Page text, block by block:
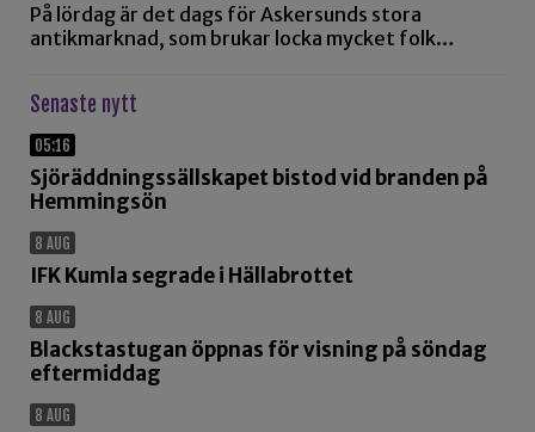
På lördag är det dags för Askersunds stora
antikmarknad, som brukar locka mycket folk…
Senaste nytt
05:16
Sjöräddningssällskapet bistod vid branden på
Hemmingsön
8 AUG
IFK Kumla segrade i Hällabrottet
8 AUG
Blackstastugan öppnas för visning på söndag
eftermiddag
8 AUG